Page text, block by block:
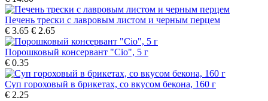
Печень трески с лавровым листом и черным перцем
€ 3.65 € 2.65
Порошковый консервант "Cio", 5 г
€ 0.35
Суп гороховый в брикетах, со вкусом бекона, 160 г
€ 2.25